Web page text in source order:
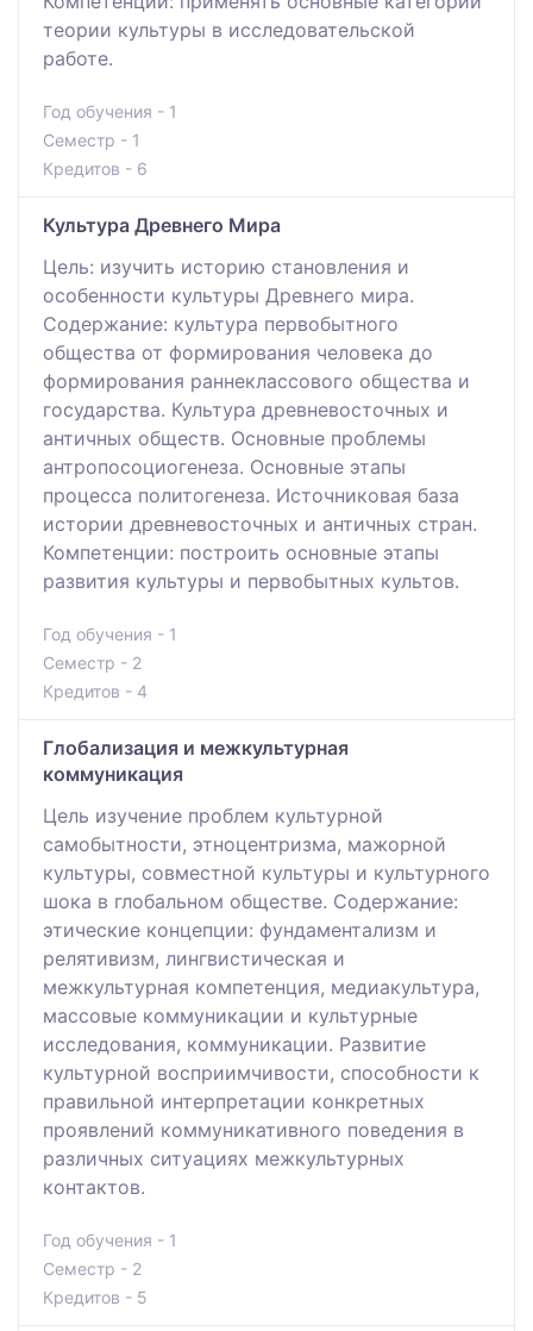
теории культуры в исследовательской
работе.
Год обучения - 1
Семестр - 1
Кредитов - 6
Культура Древнего Мира
Цель: изучить историю становления и
особенности культуры Древнего мира.
Содержание: культура первобытного
общества от формирования человека до
формирования раннеклассового общества и
государства. Культура древневосточных и
античных обществ. Основные проблемы
антропосоциогенеза. Основные этапы
процесса политогенеза. Источниковая база
истории древневосточных и античных стран.
Компетенции: построить основные этапы
развития культуры и первобытных культов.
Год обучения - 1
Семестр - 2
Кредитов - 4
Глобализация и межкультурная
коммуникация
Цель изучение проблем культурной
самобытности, этноцентризма, мажорной
культуры, совместной культуры и культурного
шока в глобальном обществе. Содержание:
этические концепции: фундаментализм и
релятивизм, лингвистическая и
межкультурная компетенция, медиакультура,
массовые коммуникации и культурные
исследования, коммуникации. Развитие
культурной восприимчивости, способности к
правильной интерпретации конкретных
проявлений коммуникативного поведения в
различных ситуациях межкультурных
контактов.
Год обучения - 1
Семестр - 2
Кредитов - 5